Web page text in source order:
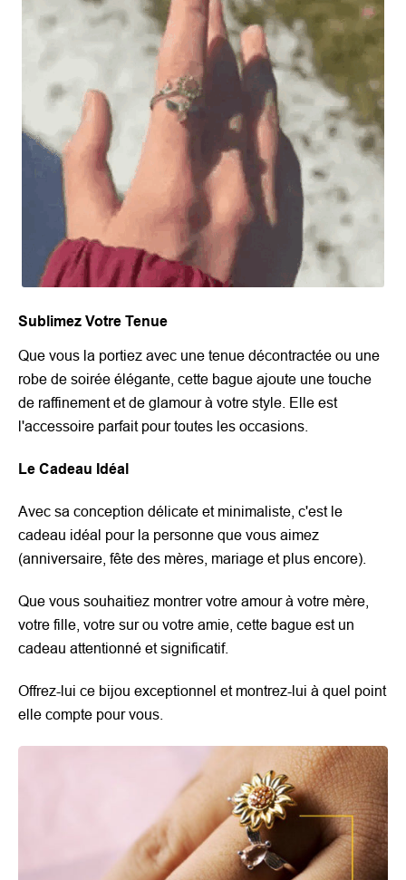
Sublimez Votre Tenue
Que vous la portiez avec une tenue décontractée ou une
robe de soirée élégante, cette bague ajoute une touche
de raffinement et de glamour à votre style. Elle est
l'accessoire parfait pour toutes les occasions.
Le Cadeau Idéal
Avec sa conception délicate et minimaliste, c'est le
cadeau idéal pour la personne que vous aimez
(anniversaire, fête des mères, mariage et plus encore).
Que vous souhaitiez montrer votre amour à votre mère,
votre fille, votre sur ou votre amie, cette bague est un
cadeau attentionné et significatif.
Offrez-lui ce bijou exceptionnel et montrez-lui à quel point
elle compte pour vous.